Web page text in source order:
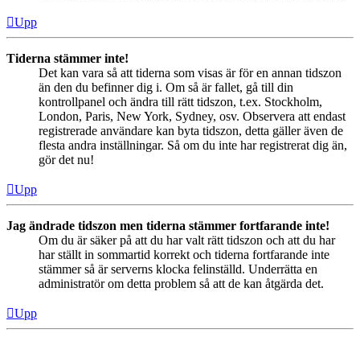
Upp
Tiderna stämmer inte!
Det kan vara så att tiderna som visas är för en annan tidszon
än den du befinner dig i. Om så är fallet, gå till din
kontrollpanel och ändra till rätt tidszon, t.ex. Stockholm,
London, Paris, New York, Sydney, osv. Observera att endast
registrerade användare kan byta tidszon, detta gäller även de
flesta andra inställningar. Så om du inte har registrerat dig än,
gör det nu!
Upp
Jag ändrade tidszon men tiderna stämmer fortfarande inte!
Om du är säker på att du har valt rätt tidszon och att du har
har ställt in sommartid korrekt och tiderna fortfarande inte
stämmer så är serverns klocka felinställd. Underrätta en
administratör om detta problem så att de kan åtgärda det.
Upp